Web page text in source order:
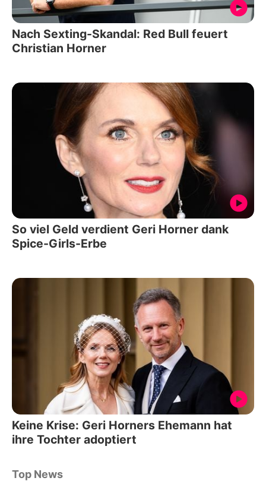
Nach Sexting-Skandal: Red Bull feuert
Christian Horner
So viel Geld verdient Geri Horner dank
Spice-Girls-Erbe
Keine Krise: Geri Horners Ehemann hat
ihre Tochter adoptiert
Top News